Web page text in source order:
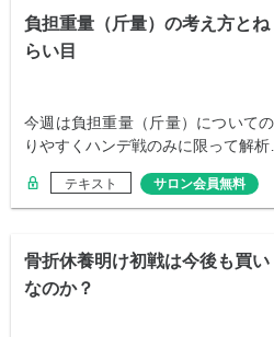
負担重量（斤量）の考え方とね
らい目
今週は負担重量（斤量）について
りやすくハンデ戦のみに限って解析
テキスト サロン会員無料
骨折休養明け初戦は今後も買い
なのか？